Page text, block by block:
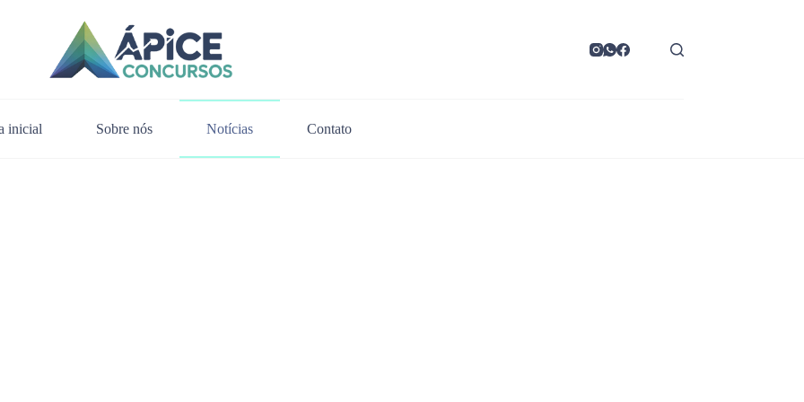
inicial Sobre nós Notícias Contato